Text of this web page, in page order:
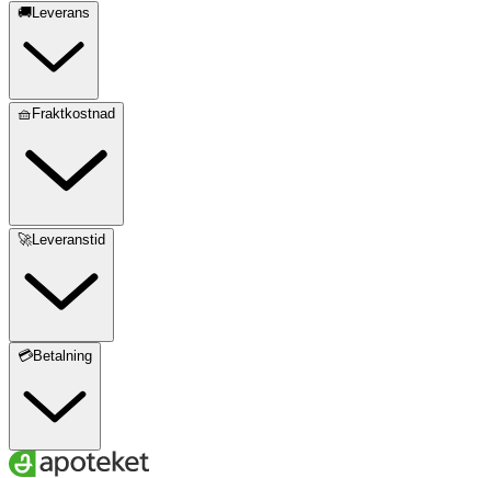
🚚Leverans
🧺Fraktkostnad
🚀Leveranstid
💳Betalning